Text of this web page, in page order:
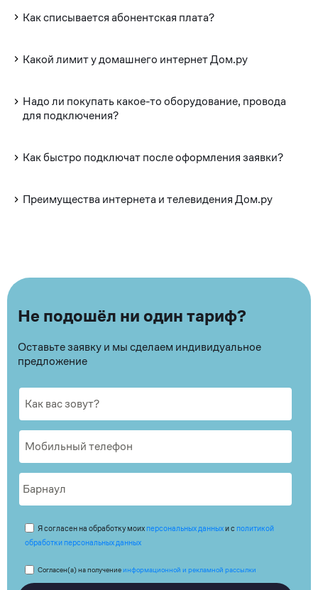
Как списывается абонентская плата?
Какой лимит у домашнего интернет Дом.ру
Надо ли покупать какое-то оборудование, провода
для подключения?
Как быстро подключат после оформления заявки?
Преимущества интернета и телевидения Дом.ру
Не подошёл ни один тариф?
Оставьте заявку и мы сделаем индивидуальное
предложение
Я согласен на обработку моих персональных данныхи с политикой
обработки персональных данных
Согласен(а) на получениеинформационной и рекламной рассылки